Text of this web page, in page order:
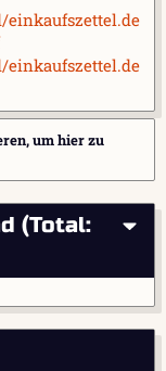
um hier zu
(Total: